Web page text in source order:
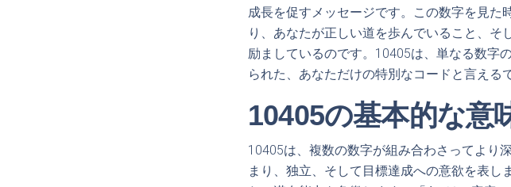
成長を促すメッセージです。この数字を見た
り、あなたが正しい道を歩んでいること、
励ましているのです。10405は、単なる数字
られた、あなただけの特別なコードと言える
10405の基本的な意
10405は、複数の数字が組み合わさってより
まり、独立、そして目標達成への意欲を表